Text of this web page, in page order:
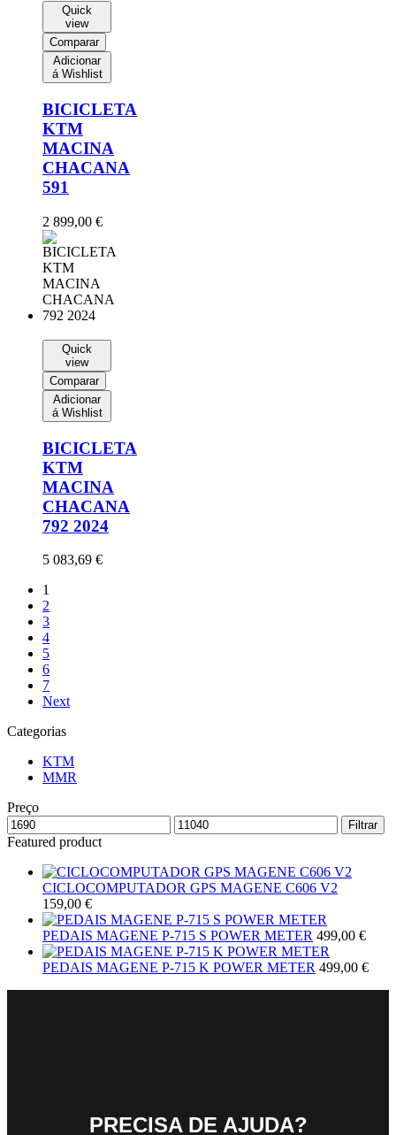
Quick
view
Comparar
Adicionar
á Wishlist
BICICLETA
KTM
MACINA
CHACANA
591
2 899,00 €
Quick
view
Comparar
Adicionar
á Wishlist
BICICLETA
KTM
MACINA
CHACANA
792 2024
5 083,69 €
1
2
3
4
5
6
7
Next
Categorias
KTM
MMR
Preço
Filtrar
Featured product
CICLOCOMPUTADOR GPS MAGENE C606 V2
159,00 €
PEDAIS MAGENE P-715 S POWER METER 499,00 €
PEDAIS MAGENE P-715 K POWER METER 499,00 €
PRECISA DE AJUDA?